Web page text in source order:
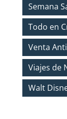
Semana
Todo en
Venta
Viajes de
Walt